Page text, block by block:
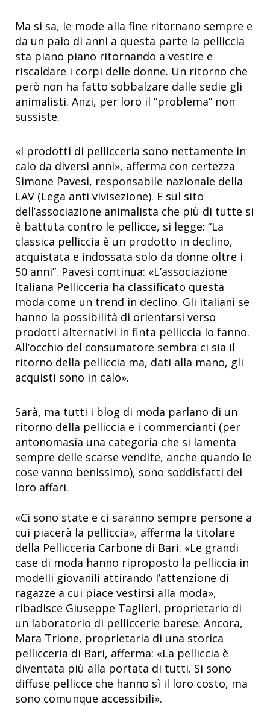
Ma si sa, le mode alla fine ritornano sempre e
da un paio di anni a questa parte la pelliccia
sta piano piano ritornando a vestire e
riscaldare i corpi delle donne. Un ritorno che
però non ha fatto sobbalzare dalle sedie gli
animalisti. Anzi, per loro il “problema” non
sussiste.
«I prodotti di pellicceria sono nettamente in
calo da diversi anni», afferma con certezza
Simone Pavesi, responsabile nazionale della
LAV (Lega anti vivisezione). E sul sito
dell’associazione animalista che più di tutte si
è battuta contro le pellicce, si legge: “La
classica pelliccia è un prodotto in declino,
acquistata e indossata solo da donne oltre i
50 anni”. Pavesi continua: «L’associazione
Italiana Pellicceria ha classificato questa
moda come un trend in declino. Gli italiani se
hanno la possibilità di orientarsi verso
prodotti alternativi in finta pelliccia lo fanno.
All’occhio del consumatore sembra ci sia il
ritorno della pelliccia ma, dati alla mano, gli
acquisti sono in calo».
Sarà, ma tutti i blog di moda parlano di un
ritorno della pelliccia e i commercianti (per
antonomasia una categoria che si lamenta
sempre delle scarse vendite, anche quando le
cose vanno benissimo), sono soddisfatti dei
loro affari.
«Ci sono state e ci saranno sempre persone a
cui piacerà la pelliccia», afferma la titolare
della Pellicceria Carbone di Bari. «Le grandi
case di moda hanno riproposto la pelliccia in
modelli giovanili attirando l’attenzione di
ragazze a cui piace vestirsi alla moda»,
ribadisce Giuseppe Taglieri, proprietario di
un laboratorio di pelliccerie barese. Ancora,
Mara Trione, proprietaria di una storica
pellicceria di Bari, afferma: «La pelliccia è
diventata più alla portata di tutti. Si sono
diffuse pellicce che hanno sì il loro costo, ma
sono comunque accessibili».